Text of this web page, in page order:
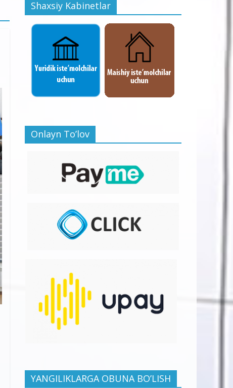
Shaxsiy Kabinetlar
Onlayn To’lov
YANGILIKLARGA OBUNA BO’LISH